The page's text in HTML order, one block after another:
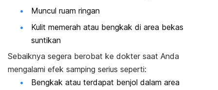
Muncul ruam ringan
Kulit memerah atau bengkak di area bekas
suntikan
Sebaiknya segera berobat ke dokter saat Anda
mengalami efek samping serius seperti:
Bengkak atau terdapat benjol dalam area